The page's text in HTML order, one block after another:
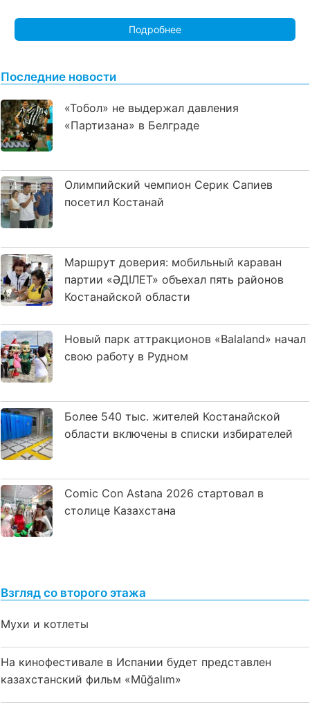
Подробнее
Последние новости
«Тобол» не выдержал давления
«Партизана» в Белграде
Олимпийский чемпион Серик Сапиев
посетил Костанай
Маршрут доверия: мобильный караван
партии «ӘДІЛЕТ» объехал пять районов
Костанайской области
Новый парк аттракционов «Balaland» начал
свою работу в Рудном
Более 540 тыс. жителей Костанайской
области включены в списки избирателей
Comic Con Astana 2026 стартовал в
столице Казахстана
Взгляд со второго этажа
Мухи и котлеты
На кинофестивале в Испании будет представлен
казахстанский фильм «Mūğalım»